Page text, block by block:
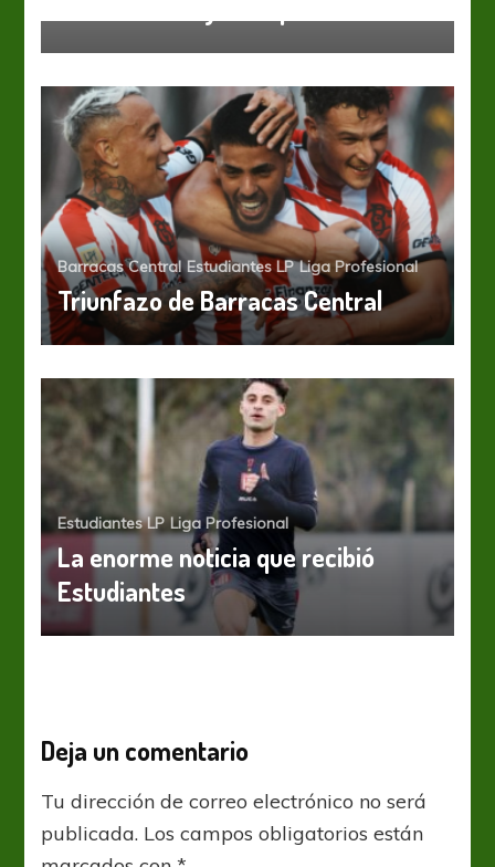
Barracas Central Estudiantes LP Liga Profesional
Triunfazo de Barracas Central
Estudiantes LP Liga Profesional
La enorme noticia que recibió
Estudiantes
Deja un comentario
Tu dirección de correo electrónico no será
publicada. Los campos obligatorios están